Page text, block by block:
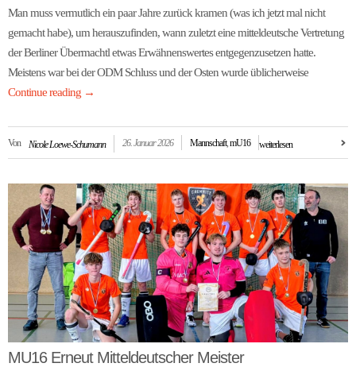
Man muss vermutlich ein paar Jahre zurück kramen (was ich jetzt mal nicht
gemacht habe), um herauszufinden, wann zuletzt eine mitteldeutsche Vertretung
der Berliner Übermachtl etwas Erwähnenswertes entgegenzusetzen hatte.
Meistens war bei der ODM Schluss und der Osten wurde üblicherweise
Continue reading →
Von Nicole Loewe-Schumann 26. Januar 2026 Mannschaft,mU16 weiterlesen
MU16 Erneut Mitteldeutscher Meister